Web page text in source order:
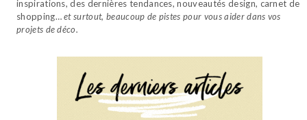
inspirations, des dernières tendances, nouveautés design, carnet de
shopping…et surtout, beaucoup de pistes pour vous aider dans vos
projets de déco.